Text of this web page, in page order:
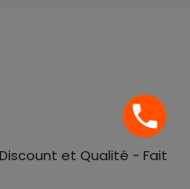
et Qualité - Fait
phone